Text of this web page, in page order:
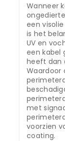
Wanneer
een
is het
UV en
een kabel
heeft dan
Waardoor
met
voorzien
coating.